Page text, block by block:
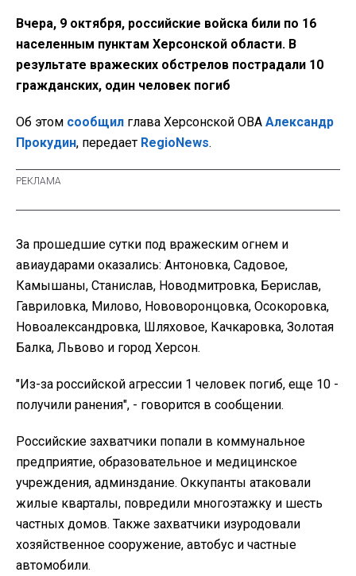
Вчера, 9 октября, российские войска били по 16
населенным пунктам Херсонской области. В
результате вражеских обстрелов пострадали 10
гражданских, один человек погиб
Об этом сообщил глава Херсонской ОВА Александр
Прокудин, передает RegioNews.
За прошедшие сутки под вражеским огнем и
авиаударами оказались: Антоновка, Садовое,
Камышаны, Станислав, Новодмитровка, Берислав,
Гавриловка, Милово, Нововоронцовка, Осокоровка,
Новоалександровка, Шляховое, Качкаровка, Золотая
Балка, Львово и город Херсон.
"Из-за российской агрессии 1 человек погиб, еще 10 -
получили ранения", - говорится в сообщении.
Российские захватчики попали в коммунальное
предприятие, образовательное и медицинское
учреждения, админздание. Оккупанты атаковали
жилые кварталы, повредили многоэтажку и шесть
частных домов. Также захватчики изуродовали
хозяйственное сооружение, автобус и частные
автомобили.